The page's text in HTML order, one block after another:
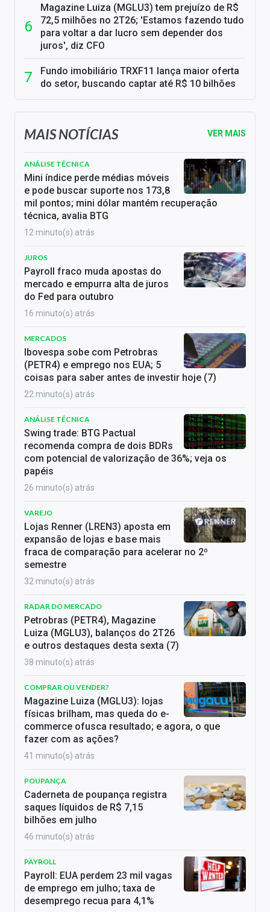
Magazine Luiza (MGLU3) tem prejuízo de R$
72,5 milhões no 2T26; 'Estamos fazendo tudo
para voltar a dar lucro sem depender dos
juros', diz CFO
Fundo imobiliário TRXF11 lança maior oferta
do setor, buscando captar até R$ 10 bilhões
MAIS NOTÍCIAS VER MAIS
ANÁLISE TÉCNICA
Mini índice perde médias móveis
e pode buscar suporte nos 173,8
mil pontos; mini dólar mantém recuperação
técnica, avalia BTG
12 minuto(s) atrás
JUROS
Payroll fraco muda apostas do
mercado e empurra alta de juros
do Fed para outubro
16 minuto(s) atrás
MERCADOS
Ibovespa sobe com Petrobras
(PETR4) e emprego nos EUA; 5
coisas para saber antes de investir hoje (7)
22 minuto(s) atrás
ANÁLISE TÉCNICA
Swing trade: BTG Pactual
recomenda compra de dois BDRs
com potencial de valorização de 36%; veja os
papéis
26 minuto(s) atrás
VAREJO
Lojas Renner (LREN3) aposta em
expansão de lojas e base mais
fraca de comparação para acelerar no 2º
semestre
32 minuto(s) atrás
RADAR DO MERCADO
Petrobras (PETR4), Magazine
Luiza (MGLU3), balanços do 2T26
e outros destaques desta sexta (7)
38 minuto(s) atrás
COMPRAR OU VENDER?
Magazine Luiza (MGLU3): lojas
físicas brilham, mas queda do e-
commerce ofusca resultado; e agora, o que
fazer com as ações?
41 minuto(s) atrás
POUPANÇA
Caderneta de poupança registra
saques líquidos de R$ 7,15
bilhões em julho
46 minuto(s) atrás
PAYROLL
Payroll: EUA perdem 23 mil vagas
de emprego em julho; taxa de
desemprego recua para 4,1%